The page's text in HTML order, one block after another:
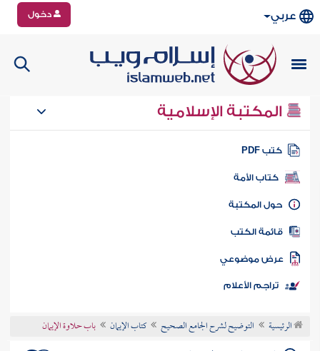
عربي دخول
المكتبة الإسلامية
كتب PDF
كتاب الأمة
المكتبة
الكتب
موضوعي
تراجم الأعلام
الرئيسية التوضيح لشرح الجامع الصحيح كتاب الإيمان باب حلاوة الإيمان